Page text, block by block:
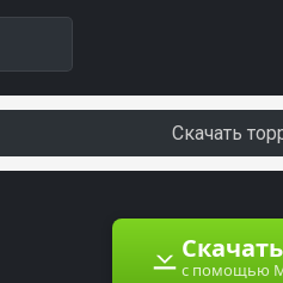
Скачать
Скачать
с помощью